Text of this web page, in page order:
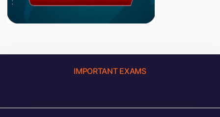
IMPORTANT EXAMS